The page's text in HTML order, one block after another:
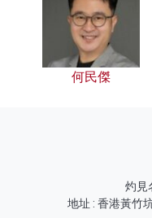
何民傑
灼見
地址 : 香港黃竹